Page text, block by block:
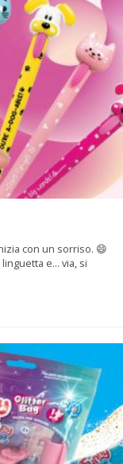
con un sorriso. 😄
e… via, si